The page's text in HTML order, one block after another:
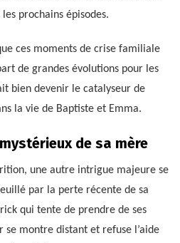
prochains épisodes.
ces moments de crise familiale
de grandes évolutions pour les
bien devenir le catalyseur de
la vie de Baptiste et Emma.
de sa mère
une autre intrigue majeure se
par la perte récente de sa
qui tente de prendre de ses
se montre distant et refuse l’aide